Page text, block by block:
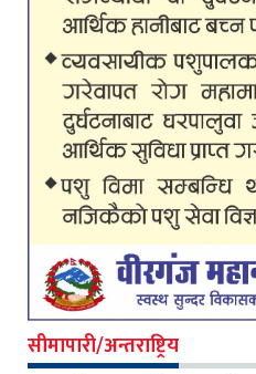
सीमापारी/अन्तराष्ट्रिय